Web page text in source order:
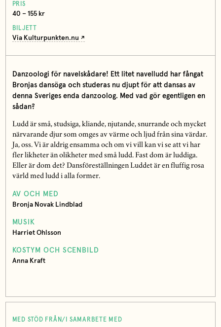
PRIS
40 – 155 kr
BILJETT
Via Kulturpunkten.nu
Danzoologi för navelskådare! Ett litet navelludd har fångat
Bronjas dansöga och studeras nu djupt för att dansas av
denna Sveriges enda danzoolog. Med vad gör egentligen en
sådan?
Ludd är små, studsiga, kliande, njutande, snurrande och mycket
närvarande djur som omges av värme och ljud från sina värdar.
Ja, oss. Vi är aldrig ensamma och om vi vill kan vi se att vi har
fler likheter än olikheter med små ludd. Fast dom är luddiga.
Eller är dom det? Dansföreställningen Luddet är en fluffig rosa
värld med ludd i alla former.
AV OCH MED
Bronja Novak Lindblad
MUSIK
Harriet Ohlsson
KOSTYM OCH SCENBILD
Anna Kraft
MED STÖD FRÅN/I SAMARBETE MED